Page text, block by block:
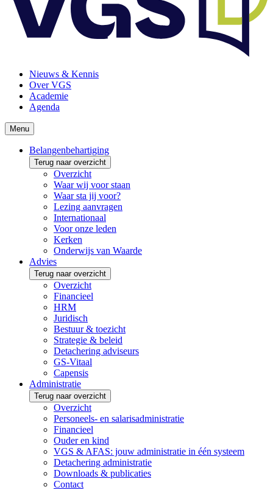
Nieuws & Kennis
Over VGS
Academie
Agenda
Menu
Belangenbehartiging
Terug naar overzicht
Overzicht
Waar wij voor staan
Waar sta jij voor?
Lezing aanvragen
Internationaal
Voor onze leden
Kerken
Onderwijs van Waarde
Advies
Terug naar overzicht
Overzicht
Financieel
HRM
Juridisch
Bestuur & toezicht
Strategie & beleid
Detachering adviseurs
GS-Vitaal
Capensis
Administratie
Terug naar overzicht
Overzicht
Personeels- en salarisadministratie
Financieel
Ouder en kind
VGS & AFAS: jouw administratie in één systeem
Detachering administratie
Downloads & publicaties
Contact